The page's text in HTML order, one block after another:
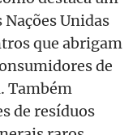
Nações Unidas
que abrigam
de
Também
de resíduos